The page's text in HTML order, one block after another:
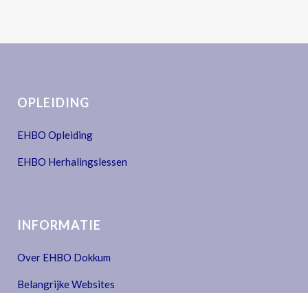
OPLEIDING
EHBO Opleiding
EHBO Herhalingslessen
INFORMATIE
Over EHBO Dokkum
Belangrijke Websites